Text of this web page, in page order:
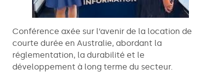
Conférence axée sur l’avenir de la location de
courte durée en Australie, abordant la
réglementation, la durabilité et le
développement à long terme du secteur.